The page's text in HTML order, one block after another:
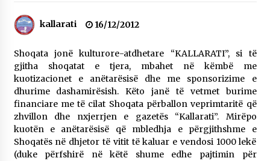
NË KALLARAT, NË “FSHATIN E DJEGUR” U
ZHVILLUA EDICIONI I TRETË I PIKNIKU
26/05/2026
Gazeta Kallarati nr. 117
03/05/2026
Gazeta Kallarati nr. 116
28/01/2026
Mbi kockat e martirëve ngrihet Atdheu
kallarati 16/12/2012
Shoqata jonë kulturore-atdhetare “KALLARATI”, si të
gjitha shoqatat e tjera, mbahet në këmbë me
kuotizacionet e anëtarësisë dhe me sponsorizime e
dhurime dashamirësish. Këto janë të vetmet burime
financiare me të cilat Shoqata përballon veprimtaritë që
zhvillon dhe nxjerrjen e gazetës “Kallarati”. Mirëpo
kuotën e anëtarësisë që mbledhja e përgjithshme e
Shoqatës në dhjetor të vitit të kaluar e vendosi 1000 lekë
(duke përfshirë në këtë shume edhe pajtimin për